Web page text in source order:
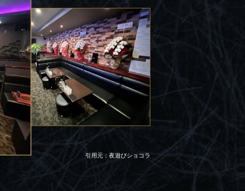
引用元：夜遊びショコラ